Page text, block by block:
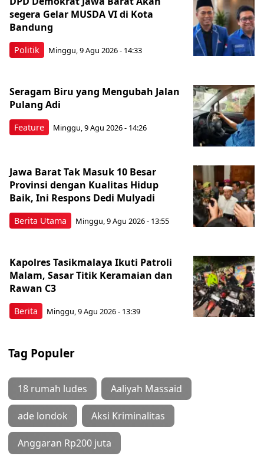
Politik
segera Gelar MUSDA VI di Kota
Bandung
Minggu, 9 Agu 2026 - 14:33
Feature
Seragam Biru yang Mengubah Jalan
Pulang Adi
Minggu, 9 Agu 2026 - 14:26
Berita Utama
Jawa Barat Tak Masuk 10 Besar
Provinsi dengan Kualitas Hidup
Baik, Ini Respons Dedi Mulyadi
Minggu, 9 Agu 2026 - 13:55
Berita
Kapolres Tasikmalaya Ikuti Patroli
Malam, Sasar Titik Keramaian dan
Rawan C3
Minggu, 9 Agu 2026 - 13:39
Tag Populer
18 rumah ludes Aaliyah Massaid
ade londok Aksi Kriminalitas
Anggaran Rp200 juta